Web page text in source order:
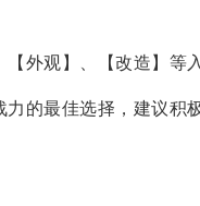
【外观】、【改造】等
的最佳选择，建议积